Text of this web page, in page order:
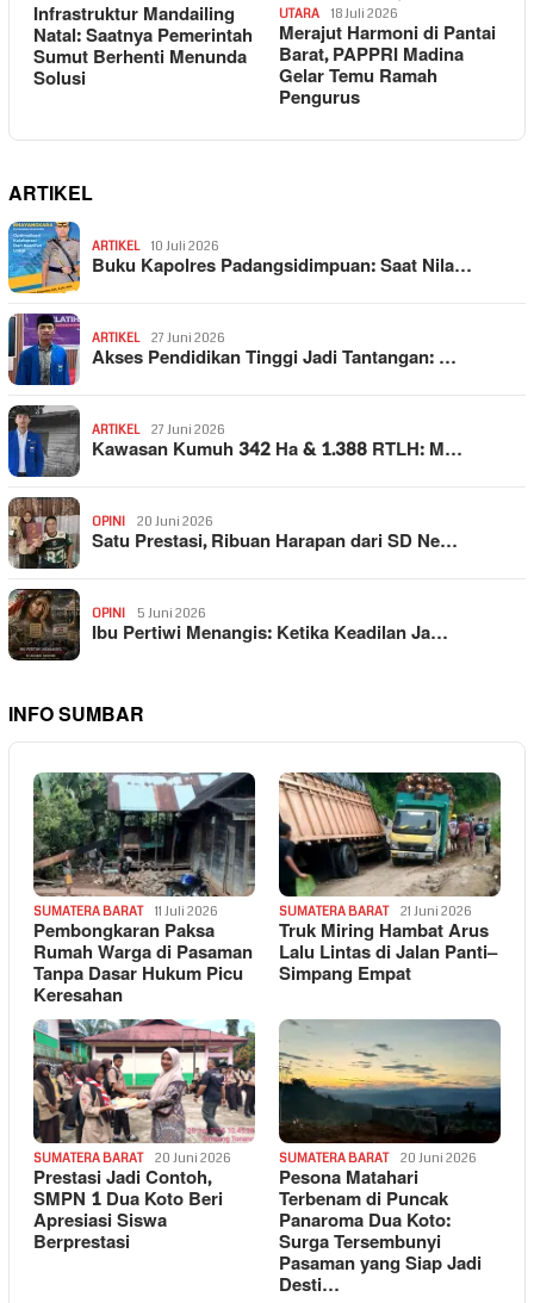
Infrastruktur Mandailing
Natal: Saatnya Pemerintah
Sumut Berhenti Menunda
Solusi
UTARA
18 Juli 2026
Merajut Harmoni di Pantai
Barat, PAPPRI Madina
Gelar Temu Ramah
Pengurus
ARTIKEL
ARTIKEL 10 Juli 2026
Buku Kapolres Padangsidimpuan: Saat Nila…
ARTIKEL 27 Juni 2026
Akses Pendidikan Tinggi Jadi Tantangan: …
ARTIKEL 27 Juni 2026
Kawasan Kumuh 342 Ha & 1.388 RTLH: M…
OPINI 20 Juni 2026
Satu Prestasi, Ribuan Harapan dari SD Ne…
OPINI 5 Juni 2026
Ibu Pertiwi Menangis: Ketika Keadilan Ja…
INFO SUMBAR
SUMATERA BARAT 11 Juli 2026
Pembongkaran Paksa
Rumah Warga di Pasaman
Tanpa Dasar Hukum Picu
Keresahan
SUMATERA BARAT 21 Juni 2026
Truk Miring Hambat Arus
Lalu Lintas di Jalan Panti–
Simpang Empat
SUMATERA BARAT 20 Juni 2026
Prestasi Jadi Contoh,
SMPN 1 Dua Koto Beri
Apresiasi Siswa
Berprestasi
SUMATERA BARAT 20 Juni 2026
Pesona Matahari
Terbenam di Puncak
Panaroma Dua Koto:
Surga Tersembunyi
Pasaman yang Siap Jadi
Desti…